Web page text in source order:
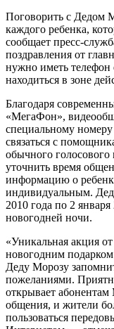
Поговорить с Дедом
каждого ребенка,
сообщает пресс-
поздравления от
нужно иметь телефон
находиться в зоне
Благодаря
«МегаФон»,
специальному
связаться с
обычного
уточнить время
информацию о
индивидуальным. Дед
2010 года по 2
новогодней ночи.
«Уникальная акция
новогодним
Деду Морозу
пожеланиями.
открывает
общения, и жители
пользоваться